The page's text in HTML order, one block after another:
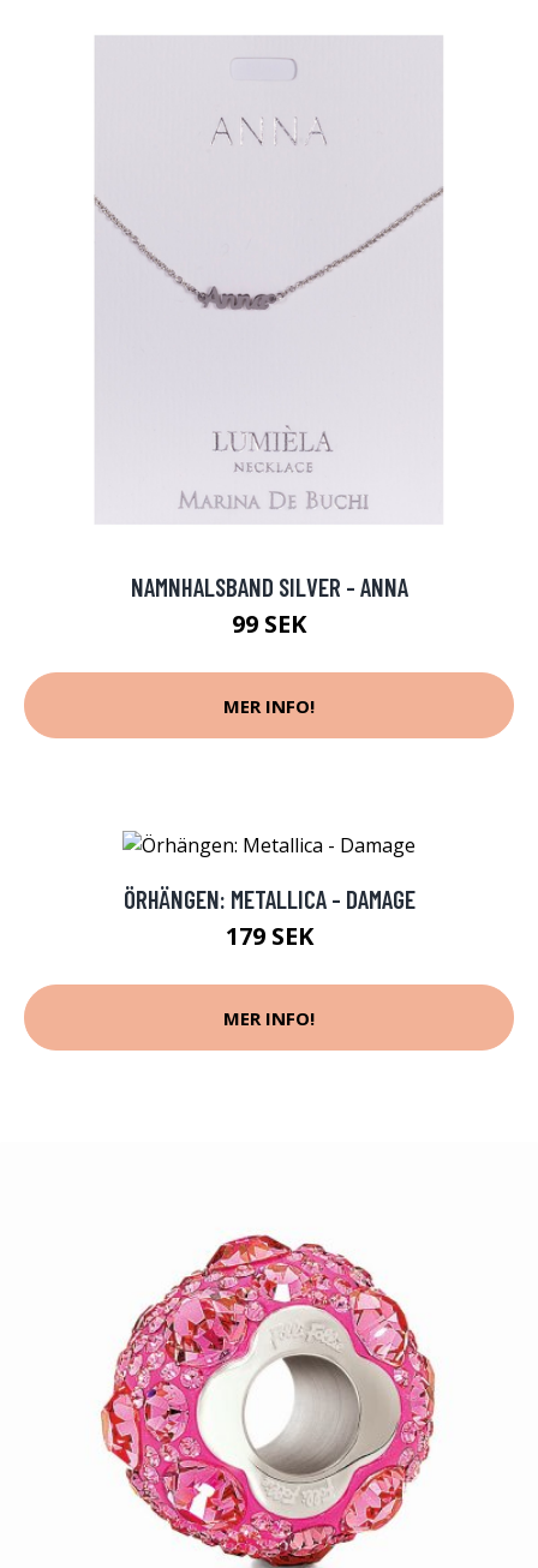
NAMNHALSBAND SILVER - ANNA
99 SEK
MER INFO!
ÖRHÄNGEN: METALLICA - DAMAGE
179 SEK
MER INFO!